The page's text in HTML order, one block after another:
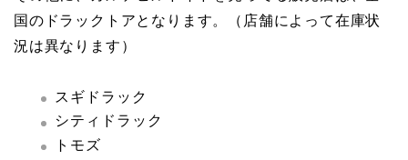
国のドラックトアとなります。（店舗によって在庫状
況は異なります）
スギドラック
シティドラック
トモズ